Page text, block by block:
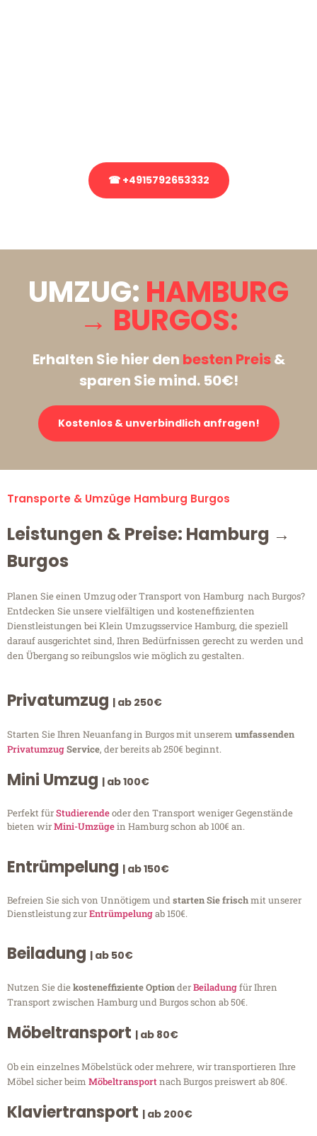
☎ +4915792653332
UMZUG: HAMBURG
→ BURGOS:
Erhalten Sie hier den besten Preis&
sparen Sie mind. 50€!
Kostenlos & unverbindlich anfragen!
Transporte & Umzüge Hamburg Burgos
Leistungen & Preise: Hamburg →
Burgos
Planen Sie einen Umzug oder Transport von Hamburg nach Burgos?
Entdecken Sie unsere vielfältigen und kosteneffizienten
Dienstleistungen bei Klein Umzugsservice Hamburg, die speziell
darauf ausgerichtet sind, Ihren Bedürfnissen gerecht zu werden und
den Übergang so reibungslos wie möglich zu gestalten.
Privatumzug | ab 250€
Starten Sie Ihren Neuanfang in Burgos mit unserem umfassenden
PrivatumzugService, der bereits ab 250€ beginnt.
Mini Umzug | ab 100€
Perfekt fürStudierendeoder den Transport weniger Gegenstände
bieten wirMini-Umzügein Hamburg schon ab 100€ an.
Entrümpelung | ab 150€
Befreien Sie sich von Unnötigem undstarten Sie frischmit unserer
Dienstleistung zurEntrümpelungab 150€.
Beiladung | ab 50€
Nutzen Sie diekosteneffiziente OptionderBeiladungfür Ihren
Transport zwischen Hamburg und Burgos schon ab 50€.
Möbeltransport | ab 80€
Ob ein einzelnes Möbelstück oder mehrere, wir transportieren Ihre
Möbel sicher beim Möbeltransportnach Burgos preiswert ab 80€.
Klaviertransport | ab 200€